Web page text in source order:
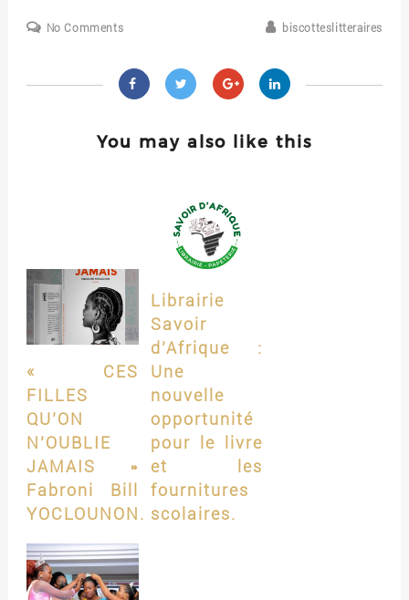
No Comments biscotteslitteraires
You may also like this
« CES
FILLES
QU’ON
N’OUBLIE
JAMAIS »
Fabroni Bill
YOCLOUNON.
Librairie
Savoir
d’Afrique :
Une
nouvelle
opportunité
pour le livre
et les
fournitures
scolaires.